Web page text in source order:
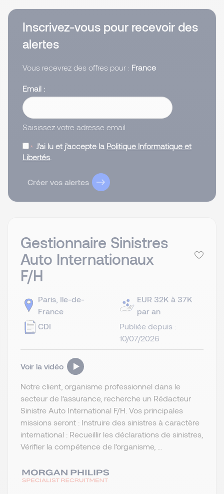
Inscrivez-vous pour recevoir des
alertes
Vous recevrez des offres pour : France
Email
Saisissez votre adresse email
J’ai lu et j’accepte la Politique Informatique et
Libertés.
Créer vos alertes
Gestionnaire Sinistres
Auto Internationaux
F/H
Paris, Ile-de-
France
CDI
EUR 32K à 37K
par an
Publiée depuis :
10/07/2026
Voir la vidéo
Notre client, organisme professionnel dans le
secteur de l’assurance, recherche un Rédacteur
Sinistre Auto International F/H. Vos principales
missions seront : Instruire des sinistres à caractère
international : Recueillir les déclarations de sinistres,
Vérifier la compétence de l’organisme, ...